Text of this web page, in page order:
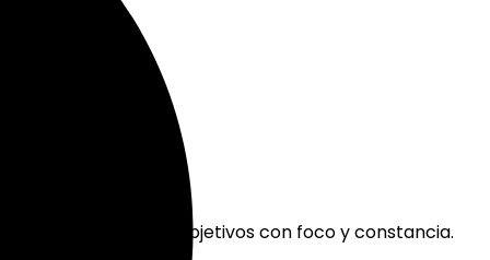
y trabajar en tus objetivos con foco y constancia.